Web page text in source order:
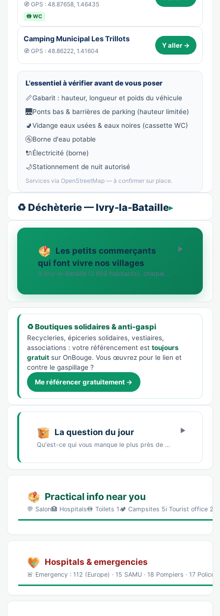
🧭 GPS : 48.87658, 1.46435
🚻 WC
Camping Municipal Les Trillots
🧭 GPS : 48.86222, 1.41604
Y aller →
L'essentiel à vérifier avant de vous poser
📏Gabarit : hauteur, longueur et poids du véhicule
🌉Ponts bas & barrières de parking (hauteur limitée)
🚽Vidange eaux usées & eaux noires (cassette WC)
🚰Borne d'eau potable
🔌Électricité (borne)
🌙Stationnement de nuit autorisé
Services via OpenStreetMap — à confirmer sur place.
♻️ Déchèterie — Ivry-la-Bataille
Les petits commerçants
qui font vivre nos villages
À Ivry-la-Bataille (2 609 habitants), chaque commerce compte. Vous tenez une boutique, un …
♻️ Boutiques solidaires & anti-gaspi
Recycleries, épiceries solidaires, vestiaires,
associations : votre référencement est toujours
gratuit sur OnBouge. Vous œuvrez pour le lien et
contre le gaspillage ?
Me référencer gratuitement →
La question du jour
Qu'est-ce qui vous manque le plus près de chez vous ?Un marché de producteursDes commerces…
Practical info near you
💬 Salon🏥 Hospitals🚻 Toilets 1🏕️ Campsites 5ℹ️ Tourist office
Hospitals & emergencies
🚨 Emergency : 112 (Europe) · 15 SAMU · 18 Pompiers · 17